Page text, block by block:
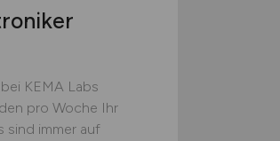
KEMA Labs
pro Woche Ihr
sind immer auf